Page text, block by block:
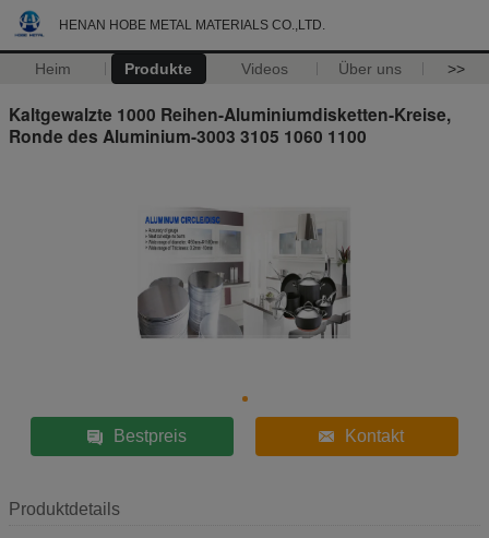
HENAN HOBE METAL MATERIALS CO.,LTD.
Heim Produkte Videos Über uns >>
Kaltgewalzte 1000 Reihen-Aluminiumdisketten-Kreise,
Ronde des Aluminium-3003 3105 1060 1100
Bestpreis Kontakt
Produktdetails